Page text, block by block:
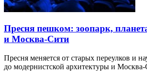
Пресня пешком: зоопарк,
и Москва-Сити
Пресня меняется от старых переулков и
до модернистской архитектуры и